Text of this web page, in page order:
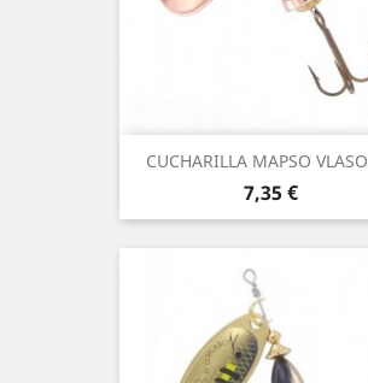
CUCHARILLA MAPSO
Precio
7,35 €